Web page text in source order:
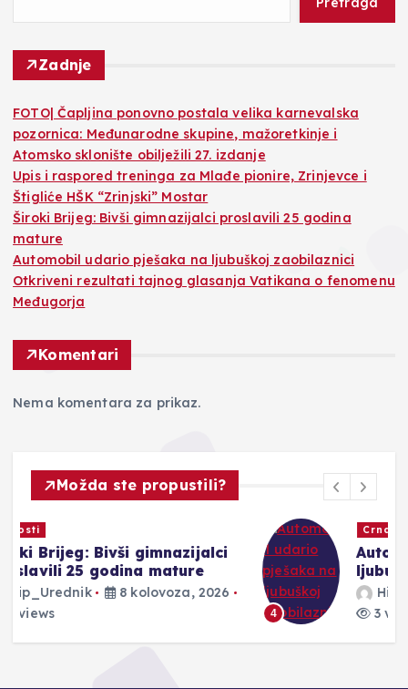
Zadnje
FOTO| Čapljina ponovno postala velika karnevalska
pozornica: Međunarodne skupine, mažoretkinje i
Atomsko sklonište obilježili 27. izdanje
​Upis i raspored treninga za Mlađe pionire, Zrinjevce i
Štigliće HŠK “Zrinjski” Mostar
Široki Brijeg: Bivši gimnazijalci proslavili 25 godina
mature
Automobil udario pješaka na ljubuškoj zaobilaznici
Otkriveni rezultati tajnog glasanja Vatikana o fenomenu
Međugorja
Komentari
Nema komentara za prikaz.
Možda ste propustili?
4
Automobil udario pješaka na
ljubuškoj zaobilaznici
Hip_Urednik
8 kolovoza, 2026